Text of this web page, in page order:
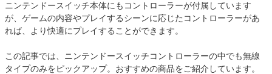
ニンテンドースイッチ本体にもコントローラーが付属しています
が、ゲームの内容やプレイするシーンに応じたコントローラーがあ
れば、より快適にプレイすることができます。
この記事では、ニンテンドースイッチコントローラーの中でも無線
タイプのみをピックアップ。おすすめの商品をご紹介しています。